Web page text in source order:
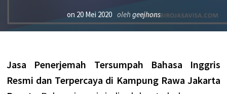
on 20 Mei 2020 oleh geejhons
Jasa Penerjemah Tersumpah Bahasa Inggris
Resmi dan Terpercaya di Kampung Rawa Jakarta